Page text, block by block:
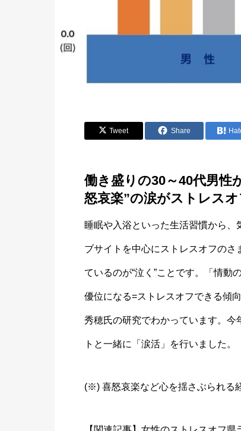
Tweet Share
働き盛りの30～40代男性
怒哀楽”の涙がストレス
睡眠や入浴といった生活習慣から
ブサイトを中心にストレスオフの
ているのが“泣く”ことです。「情
優位になる=ストレスオフできる傾
秀穂氏の研究でわかっています。
トと一緒に「涙活」を行いました。
(※) 喜怒哀楽など心を揺さぶられる